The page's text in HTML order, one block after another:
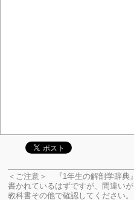
＜ご注意＞ 『1年生の解剖学辞典
書かれているはずですが、間違い
教科書その他で確認してください。